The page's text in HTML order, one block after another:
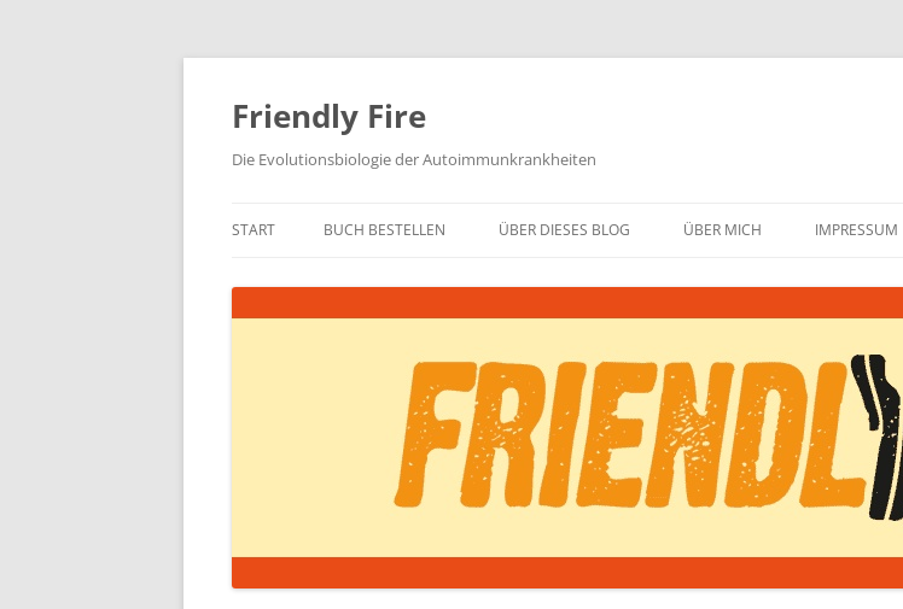
Zum
springen
Friendly Fire
Die Evolutionsbiologie der Autoimmunkrankheiten
START BUCH BESTELLEN ÜBER DIESES BLOG ÜBER MICH IMPRESSUM